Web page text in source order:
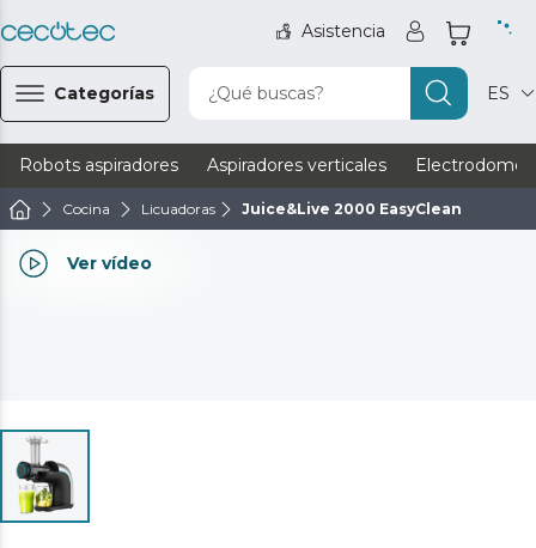
Asistencia
Categorías ¿Qué buscas? ES
Robots aspiradores Aspiradores verticales
Cocina Licuadoras Juice&Live 2000 EasyClean
Ver vídeo